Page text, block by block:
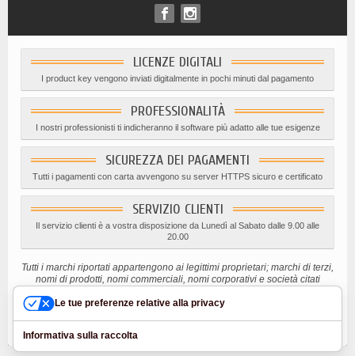
LICENZE DIGITALI
I product key vengono inviati digitalmente in pochi minuti dal pagamento
PROFESSIONALITÀ
I nostri professionisti ti indicheranno il software più adatto alle tue esigenze
SICUREZZA DEI PAGAMENTI
Tutti i pagamenti con carta avvengono su server HTTPS sicuro e certificato
SERVIZIO CLIENTI
Il servizio clienti è a vostra disposizione da Lunedì al Sabato dalle 9.00 alle
20.00
Tutti i marchi riportati appartengono ai legittimi proprietari; marchi di terzi,
nomi di prodotti, nomi commerciali, nomi corporativi e società citati
d’altre società e sono stati utilizzati a puro scopo esplicativo ed a
Le tue preferenze relative alla privacy
Informativa sulla raccolta